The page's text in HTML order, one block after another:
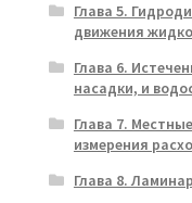
Глава 5.
движения
Глава 6.
насадки, и
Глава 7.
измерения
Глава 8.